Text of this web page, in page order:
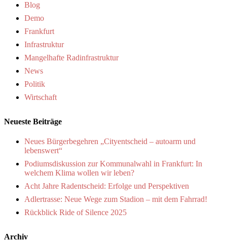
Blog
Demo
Frankfurt
Infrastruktur
Mangelhafte Radinfrastruktur
News
Politik
Wirtschaft
Neueste Beiträge
Neues Bürgerbegehren „Cityentscheid – autoarm und
lebenswert“
Podiumsdiskussion zur Kommunalwahl in Frankfurt: In
welchem Klima wollen wir leben?
Acht Jahre Radentscheid: Erfolge und Perspektiven
Adlertrasse: Neue Wege zum Stadion – mit dem Fahrrad!
Rückblick Ride of Silence 2025
Archiv